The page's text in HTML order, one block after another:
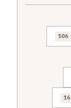
106
16